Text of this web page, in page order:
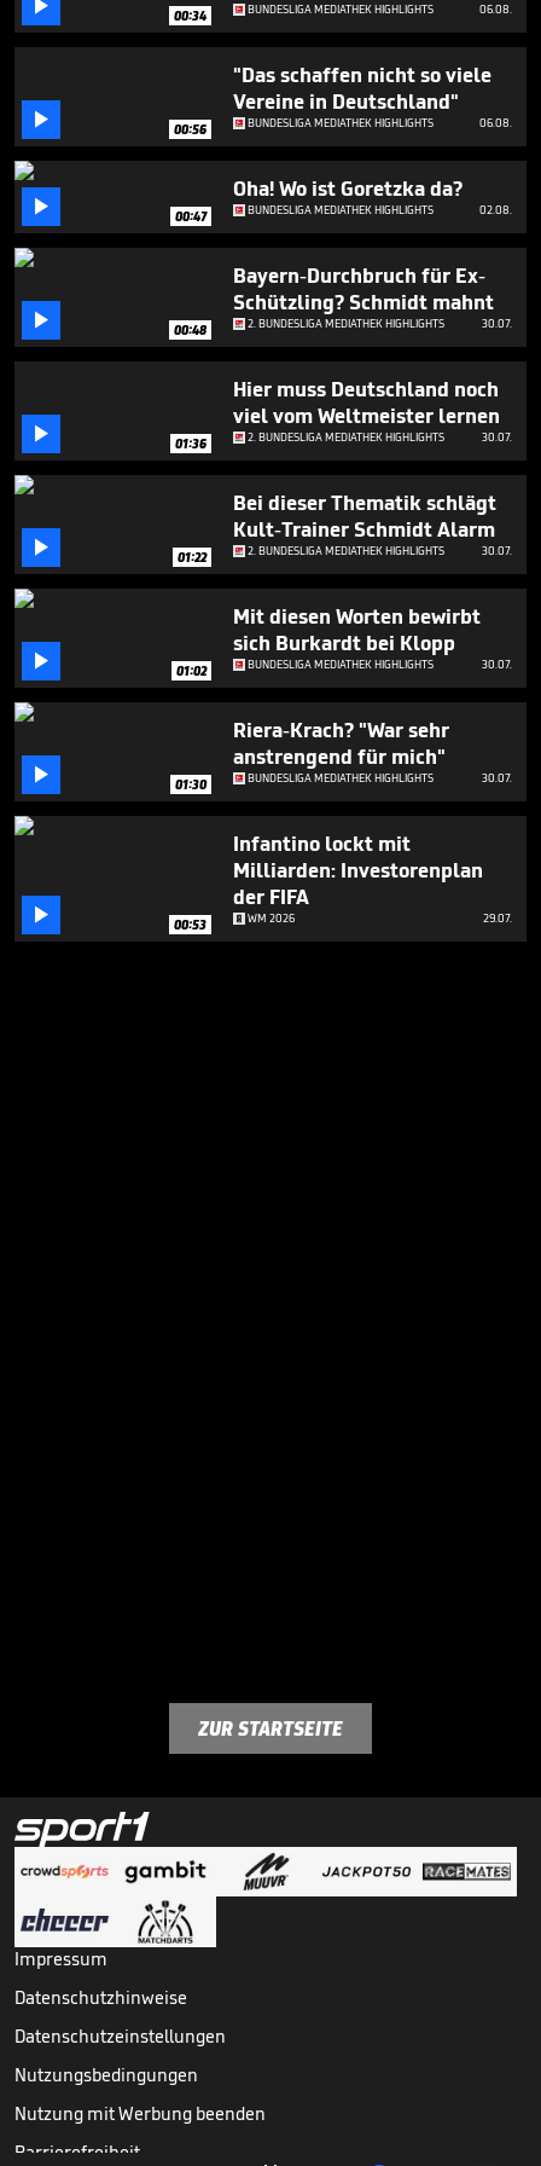
seconds
 00:34 BUNDESLIGA MEDIATHEK HIGHLIGHTS 06.08.
 00:56
"Das schaffen nicht so viele
Vereine in Deutschland"
BUNDESLIGA MEDIATHEK HIGHLIGHTS 06.08.
 00:47
Oha! Wo ist Goretzka da?
BUNDESLIGA MEDIATHEK HIGHLIGHTS 02.08.
 00:48
Bayern-Durchbruch für Ex-
Schützling? Schmidt mahnt
2. BUNDESLIGA MEDIATHEK HIGHLIGHTS 30.07.
 01:36
Hier muss Deutschland noch
viel vom Weltmeister lernen
2. BUNDESLIGA MEDIATHEK HIGHLIGHTS 30.07.
 01:22
Bei dieser Thematik schlägt
Kult-Trainer Schmidt Alarm
2. BUNDESLIGA MEDIATHEK HIGHLIGHTS 30.07.
 01:02
Mit diesen Worten bewirbt
sich Burkardt bei Klopp
BUNDESLIGA MEDIATHEK HIGHLIGHTS 30.07.
 01:30
Riera-Krach? "War sehr
anstrengend für mich"
BUNDESLIGA MEDIATHEK HIGHLIGHTS 30.07.
 00:53
Infantino lockt mit
Milliarden: Investorenplan
der FIFA
WM 2026 29.07.
ZUR STARTSEITE
Impressum
Datenschutzhinweise
Datenschutzeinstellungen
Nutzungsbedingungen
Nutzung mit Werbung beenden
Barrierefreiheit